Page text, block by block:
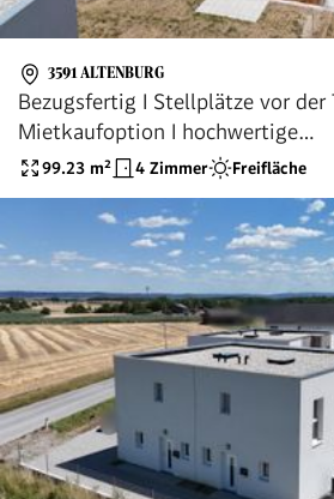
3591 ALTENBURG
Bezugsfertig I Stellplätze vor der
Mietkaufoption I hochwertige
Ausstattung I
99.23 m² 4 Zimmer Freifläche